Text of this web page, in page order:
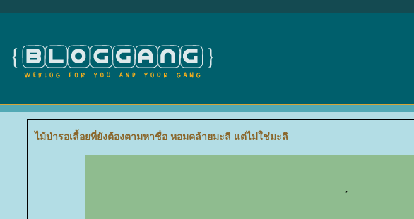
ไม้ป่ารอเลื้อยที่ยังต้องตามหาชื่อ หอมคล้ายมะลิ แต่ไม่ใช่มะลิ
,